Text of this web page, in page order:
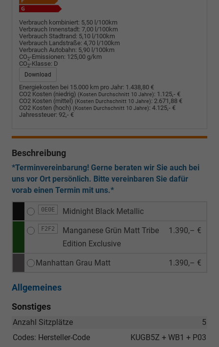
Verbrauch kombiniert: 5,50 l/100km
Verbrauch Innenstadt: 7,00 l/100km
Verbrauch Stadtrand: 5,10 l/100km
Verbrauch Landstraße: 4,70 l/100km
Verbrauch Autobahn: 5,90 l/100km
CO2-Emissionen: 125,00 g/km
CO2-Klasse: D
Download
Energiekosten bei 15.000 km pro Jahr: 1.438,80 €
CO2 Kosten (niedrig) (Kosten Durchschnitt 10 Jahre): 1.125,- €
CO2 Kosten (mittel) (Kosten Durchschnitt 10 Jahre): 2.671,88 €
CO2 Kosten (hoch) (Kosten Durchschnitt 10 Jahre): 4.125,- €
Jahressteuer: 92,- €
Beschreibung
*Terminvereinbarung! Gerne beraten wir Sie auch bei
uns vor Ort persönlich. Bitte vereinbaren Sie dafür
vorab einen Termin mit uns.*
0E0E Midnight Black Metallic
F2F2
Manganese Grün Matt Tribe
Edition Exclusive
1.390,– €
Manhattan Grau Matt 1.390,– €
Allgemeines
Sonstiges
5
Anzahl Sitzplätze
KUGB5Z + WB1 + P03
Codes: Hersteller-Code